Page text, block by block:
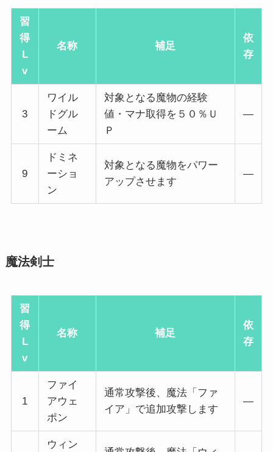
習
得
L
v
名称 補足
依
存
3
ワイル
ドグル
ーム
対象となる魔物の経験
値・マナ取得を５０％Ｕ
Ｐ
―
9
ドミネ
ーショ
ン
対象となる魔物をパワー
アップさせます
―
魔法剣士
習
得
L
v
名称 補足
依
存
1
ファイ
アウェ
ポン
通常攻撃後、魔法「ファ
イア」で追加攻撃します
―
ウィン